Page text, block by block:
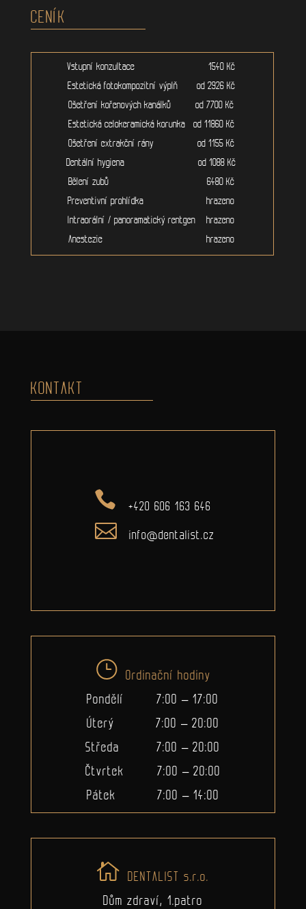
CENÍK
Vstupní konzultace 1540 Kč
Estetická fotokompozitní výplň od 2926 Kč
Ošetření kořenových kanálků od 7700 Kč
Estetická celokeramická korunka od 11860 Kč
Ošetření extrakční rány od 1155 Kč
Dentální hygiena od 1088 Kč
Bělení zubů 6480 Kč
Preventivní prohlídka hrazeno
Intraorální / panoramatický rentgen hrazeno
Anestezie hrazeno
KONTAKT
+420 606 163 646
info@dentalist.cz
Ordinační hodiny
Pondělí 7:00 – 17:00
Úterý 7:00 – 20:00
Středa 7:00 – 20:00
Čtvrtek 7:00 – 20:00
Pátek 7:00 – 14:00
DENTALIST s.r.o.
Dům zdraví, 1.patro